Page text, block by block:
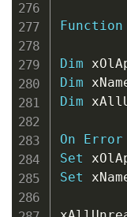
Function
Dim
Dim
Dim
On Error
Set
Set